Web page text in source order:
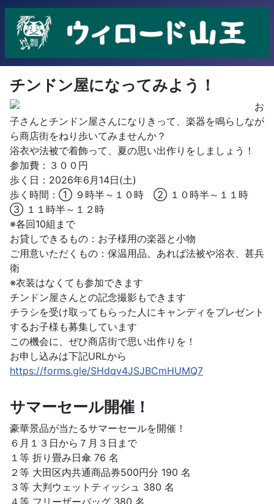
チンドン屋になってみよう！
お
子さんとチンドン屋さんになりきって、楽器を鳴らしなが
ら商店街をねり歩いてみませんか？
浴衣や法被で着飾って、夏の思い出作りをしましょう！
参加費：３００円
歩く日：2026年6月14日(土)
歩く時間：① ９時半～１０時 ② １０時半～１１時
③ １１時半～１２時
※各回10組まで
お貸しできるもの：お子様用の楽器と小物
ご用意いただくもの：保温用品。あれば法被や浴衣、甚兵
衛
※衣装はなくても参加できます
チンドン屋さんとの記念撮影もできます
チラシを受け取ってもらった人にキャンディをプレゼント
するお子様も募集しています
この機会に、ぜひ商店街で思い出作りを！
お申し込みは下記URLから
https://forms.gle/SHdqv4JSJBCmHUMQ7
サマーセール開催！
豪華景品が当たるサマーセールを開催！
６月１３日から７月３日まで
１等 折り畳み日傘 76 名
２等 大田区内共通商品券500円分 190 名
３等 大判ウェットティッシュ 380 名